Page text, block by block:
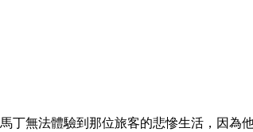
丁無法體驗到那位旅客的悲慘生活，因為